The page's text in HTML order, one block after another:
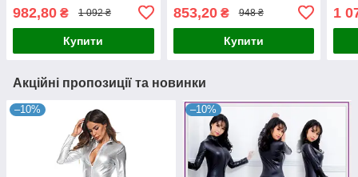
982,80 ₴ 1 092 ₴
Купити
853,20₴ 948 ₴
Купити
1
Акційні пропозиції та новинки
–10% –10%